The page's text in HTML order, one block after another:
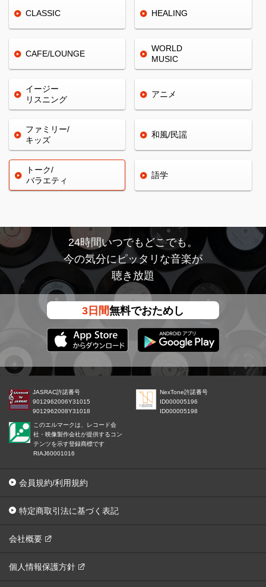
CLASSIC HEALING
CAFE/LOUNGE
WORLD
MUSIC
イージー
リスニング
アニメ
ファミリー/
キッズ
和風/民謡
トーク/
バラエティ
語学
24時間いつでもどこでも。
今の気分にピッタリな音楽が
聴き放題
3日間無料でおためし
JASRAC許諾番号
9012962006Y31015
9012962008Y31018
NexTone許諾番号
ID000005196
ID000005198
このエルマークは、レコード会
社・映像製作会社が提供するコン
テンツを示す登録商標です
RIAJ60001016
会員規約/利用規約
特定商取引法に基づく表記
会社概要
個人情報保護方針